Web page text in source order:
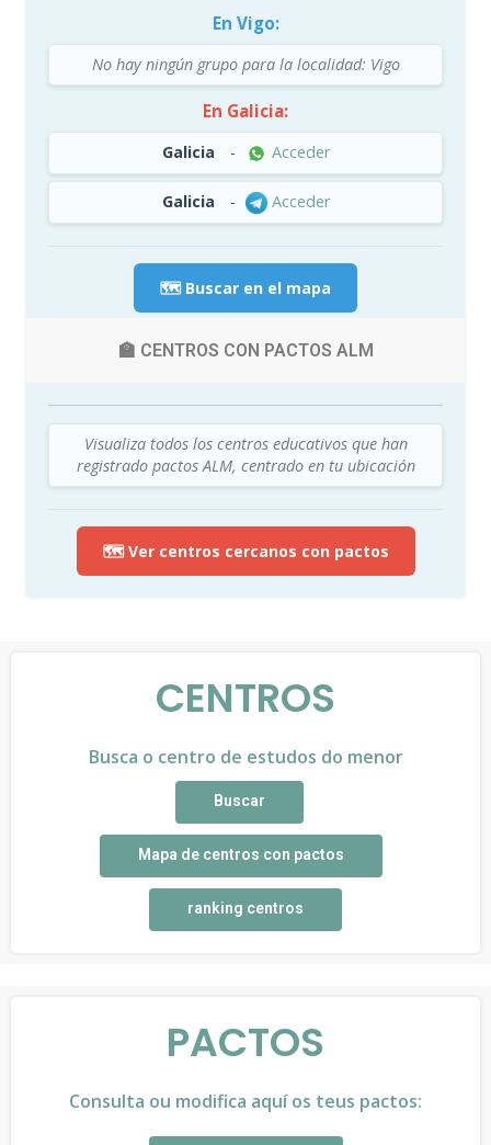
En Vigo:
No hay ningún grupo para la localidad: Vigo
En Galicia:
Galicia - Acceder
Galicia - Acceder
🗺️ Buscar en el mapa
🏫 CENTROS CON PACTOS ALM
Visualiza todos los centros educativos que han
registrado pactos ALM, centrado en tu ubicación
🗺️ Ver centros cercanos con pactos
CENTROS
Busca o centro de estudos do menor
Buscar
Mapa de centros con pactos
ranking centros
PACTOS
Consulta ou modifica aquí os teus pactos: